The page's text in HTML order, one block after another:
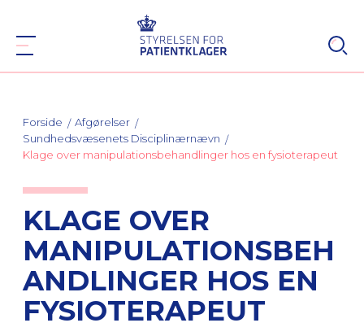
Forside
Afgørelser
Sundhedsvæsenets Disciplinærnævn
Klage over manipulationsbehandlinger hos en fysioterapeut
KLAGE OVER
MANIPULATIONSBEH
ANDLINGER HOS EN
FYSIOTERAPEUT